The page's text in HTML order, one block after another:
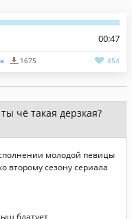
00:47
1675 454
чё такая дерзкая?
молодой певицы
второму сезону сериала
блатует